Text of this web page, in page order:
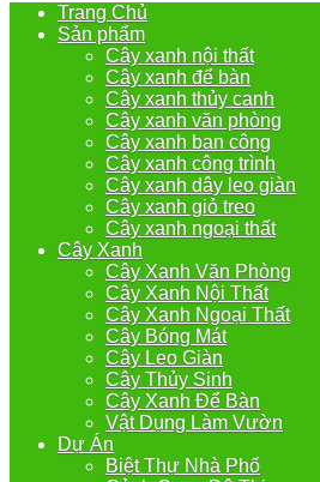
Trang Chủ
Sản phẩm
Cây xanh nội thất
Cây xanh để bàn
Cây xanh thủy canh
Cây xanh văn phòng
Cây xanh ban công
Cây xanh công trình
Cây xanh dây leo giàn
Cây xanh giỏ treo
Cây xanh ngoại thất
Cây Xanh
Cây Xanh Văn Phòng
Cây Xanh Nội Thất
Cây Xanh Ngoại Thất
Cây Bóng Mát
Cây Leo Giàn
Cây Thủy Sinh
Cây Xanh Để Bàn
Vật Dụng Làm Vườn
Dự Án
Biệt Thự Nhà Phố